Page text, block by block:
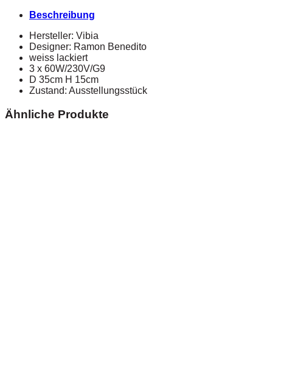
Beschreibung
Hersteller: Vibia
Designer: Ramon Benedito
weiss lackiert
3 x 60W/230V/G9
D 35cm H 15cm
Zustand: Ausstellungsstück
Ähnliche Produkte